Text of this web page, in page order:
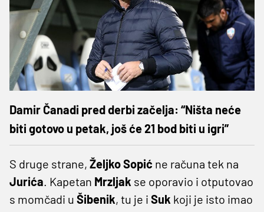
Damir Čanadi pred derbi začelja: “Ništa neće
biti gotovo u petak, još će 21 bod biti u igri”
S druge strane, ŽeljkoSopić ne računa tek na
Jurića . Kapetan Mrzljak se oporavio i otputovao
s momčadi u Šibenik, tu je i Suk koji je isto imao